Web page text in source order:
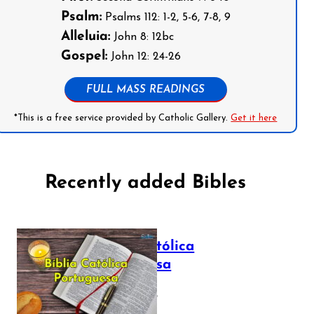
Psalm:Psalms 112: 1-2, 5-6, 7-8, 9
Alleluia:John 8: 12bc
Gospel:John 12: 24-26
FULL MASS READINGS
*This is a free service provided by Catholic Gallery.Get it here
Recently added Bibles
Bíblia Católica
Portuguesa
July 16, 2025